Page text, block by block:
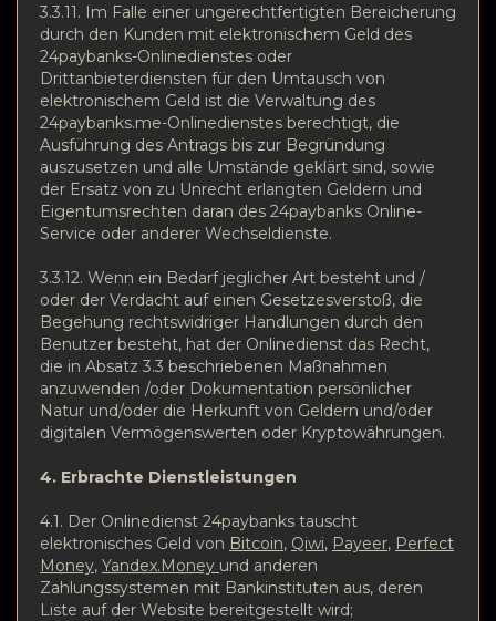
3.3.11. Im Falle einer ungerechtfertigten Bereicherung
durch den Kunden mit elektronischem Geld des
24paybanks-Onlinedienstes oder
Drittanbieterdiensten für den Umtausch von
elektronischem Geld ist die Verwaltung des
24paybanks.me-Onlinedienstes berechtigt, die
Ausführung des Antrags bis zur Begründung
auszusetzen und alle Umstände geklärt sind, sowie
der Ersatz von zu Unrecht erlangten Geldern und
Eigentumsrechten daran des 24paybanks Online-
Service oder anderer Wechseldienste.
3.3.12. Wenn ein Bedarf jeglicher Art besteht und /
oder der Verdacht auf einen Gesetzesverstoß, die
Begehung rechtswidriger Handlungen durch den
Benutzer besteht, hat der Onlinedienst das Recht,
die in Absatz 3.3 beschriebenen Maßnahmen
anzuwenden /oder Dokumentation persönlicher
Natur und/oder die Herkunft von Geldern und/oder
digitalen Vermögenswerten oder Kryptowährungen.
4. Erbrachte Dienstleistungen
4.1. Der Onlinedienst 24paybanks tauscht
elektronisches Geld von Bitcoin, Qiwi, Payeer, Perfect
Money, Yandex.Money und anderen
Zahlungssystemen mit Bankinstituten aus, deren
Liste auf der Website bereitgestellt wird;